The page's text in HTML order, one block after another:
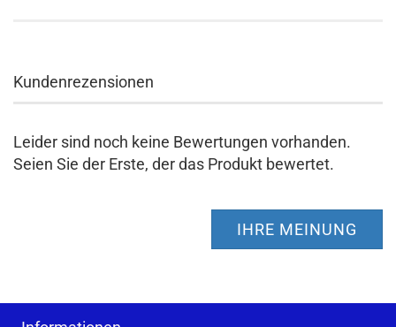
Kundenrezensionen
Leider sind noch keine Bewertungen vorhanden.
Seien Sie der Erste, der das Produkt bewertet.
IHRE MEINUNG